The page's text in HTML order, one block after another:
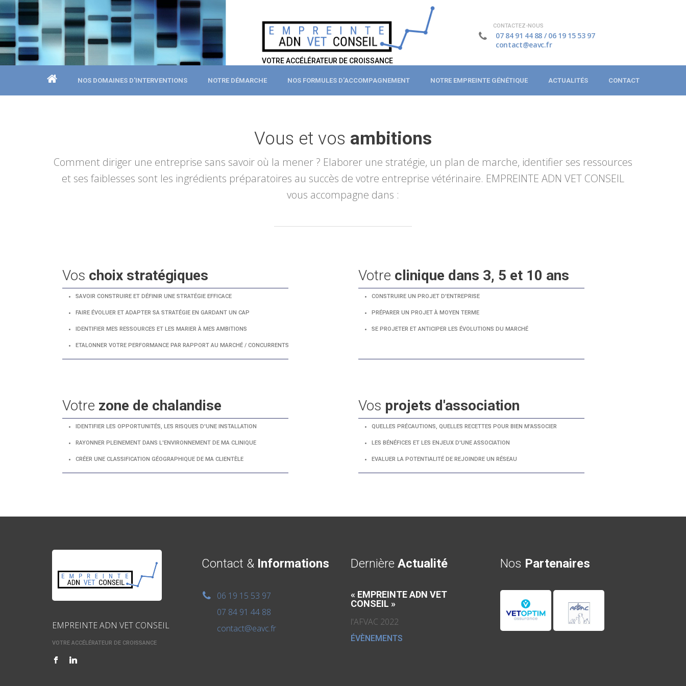
VOTRE ACCÉLÉRATEUR DE CROISSANCE
CONTACTEZ-NOUS
07 84 91 44 88 /06 19 15 53 97
contact@eavc.fr
NOS DOMAINES D'INTERVENTIONS NOTRE DÉMARCHE NOS FORMULES D'ACCOMPAGNEMENT NOTRE EMPREINTE GÉNÉTIQUE ACTUALITÉS CONTACT
Vous et vos ambitions
Comment diriger une entreprise sans savoir où la mener ? Elaborer une stratégie, un plan de marche, identifier ses ressources
et ses faiblesses sont les ingrédients préparatoires au succès de votre entreprise vétérinaire. EMPREINTE ADN VET CONSEIL
vous accompagne dans :
Vos choix stratégiques
SAVOIR CONSTRUIRE ET DÉFINIR UNE STRATÉGIE EFFICACE
FAIRE ÉVOLUER ET ADAPTER SA STRATÉGIE EN GARDANT UN CAP
IDENTIFIER MES RESSOURCES ET LES MARIER À MES AMBITIONS
ETALONNER VOTRE PERFORMANCE PAR RAPPORT AU MARCHÉ / CONCURRENTS
Votre clinique dans 3, 5 et 10 ans
CONSTRUIRE UN PROJET D'ENTREPRISE
PRÉPARER UN PROJET À MOYEN TERME
SE PROJETER ET ANTICIPER LES ÉVOLUTIONS DU MARCHÉ
Votre zone de chalandise
IDENTIFIER LES OPPORTUNITÉS, LES RISQUES D'UNE INSTALLATION
RAYONNER PLEINEMENT DANS L'ENVIRONNEMENT DE MA CLINIQUE
CRÉER UNE CLASSIFICATION GÉOGRAPHIQUE DE MA CLIENTÈLE
Vos projets d'association
QUELLES PRÉCAUTIONS, QUELLES RECETTES POUR BIEN M'ASSOCIER
LES BÉNÉFICES ET LES ENJEUX D'UNE ASSOCIATION
EVALUER LA POTENTIALITÉ DE REJOINDRE UN RÉSEAU
EMPREINTE ADN VET CONSEIL
VOTRE ACCÉLÉRATEUR DE CROISSANCE
Contact & Informations
06 19 15 53 97
07 84 91 44 88
contact@eavc.fr
Dernière Actualité
« EMPREINTE ADN VET
CONSEIL »
l'AFVAC 2022
ÉVÈNEMENTS
Nos Partenaires